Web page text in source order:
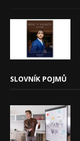
SLOVNÍK POJMŮ